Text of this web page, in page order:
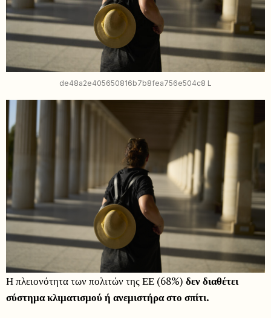
de48a2e405650816b7b8fea756e504c8 L
Η πλειονότητα των πολιτών της ΕΕ (68%) δεν διαθέτει
σύστημα κλιματισμού ή ανεμιστήρα στο σπίτι.